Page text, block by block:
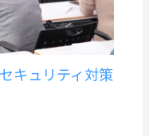
キュリティ対策